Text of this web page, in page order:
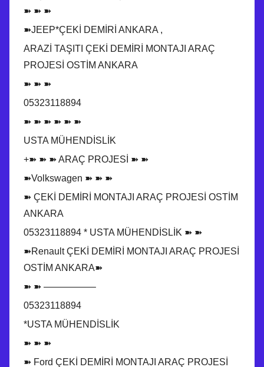
➽ ➽ ➽
➽JEEP*ÇEKİ DEMİRİ ANKARA ,
ARAZİ TAŞITI ÇEKİ DEMİRİ MONTAJI ARAÇ
PROJESİ OSTİM ANKARA
➽ ➽ ➽
05323118894
➽ ➽ ➽ ➽ ➽ ➽
USTA MÜHENDİSLİK
+➽ ➽ ➽ ARAÇ PROJESİ ➽ ➽
➽Volkswagen ➽ ➽ ➽
➽ ÇEKİ DEMİRİ MONTAJI ARAÇ PROJESİ OSTİM
ANKARA
05323118894 * USTA MÜHENDİSLİK ➽ ➽
➽Renault ÇEKİ DEMİRİ MONTAJI ARAÇ PROJESİ
OSTİM ANKARA➽
➽ ➽ —————–
05323118894
*USTA MÜHENDİSLİK
➽ ➽ ➽
➽ Ford ÇEKİ DEMİRİ MONTAJI ARAÇ PROJESİ